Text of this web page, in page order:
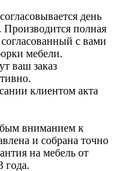
день
Производится полная
с вами
мебели.
ваш заказ
клиентом акта
вниманием к
и собрана точно
на мебель от
года.